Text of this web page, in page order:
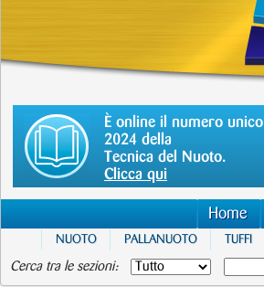
È online il numero unico
2024 della
Tecnica del Nuoto.
Clicca qui
Home
NUOTO PALLANUOTO TUFFI
Cerca tra le sezioni: